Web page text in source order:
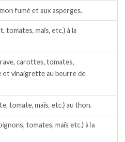
fumé et aux asperges.
tomates, maïs, etc.) à la
carottes, tomates,
et vinaigrette au beurre de
tomate, maïs, etc.) au thon.
tomates, maïs etc.) à la